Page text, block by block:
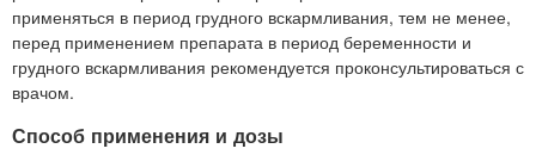
применяться в период грудного вскармливания, тем не менее,
перед применением препарата в период беременности и
грудного вскармливания рекомендуется проконсультироваться с
врачом.
Способ применения и дозы